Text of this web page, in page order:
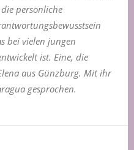
persönliche
bei vielen jungen
ist. Eine, die
aus Günzburg. Mit ihr
gesprochen.